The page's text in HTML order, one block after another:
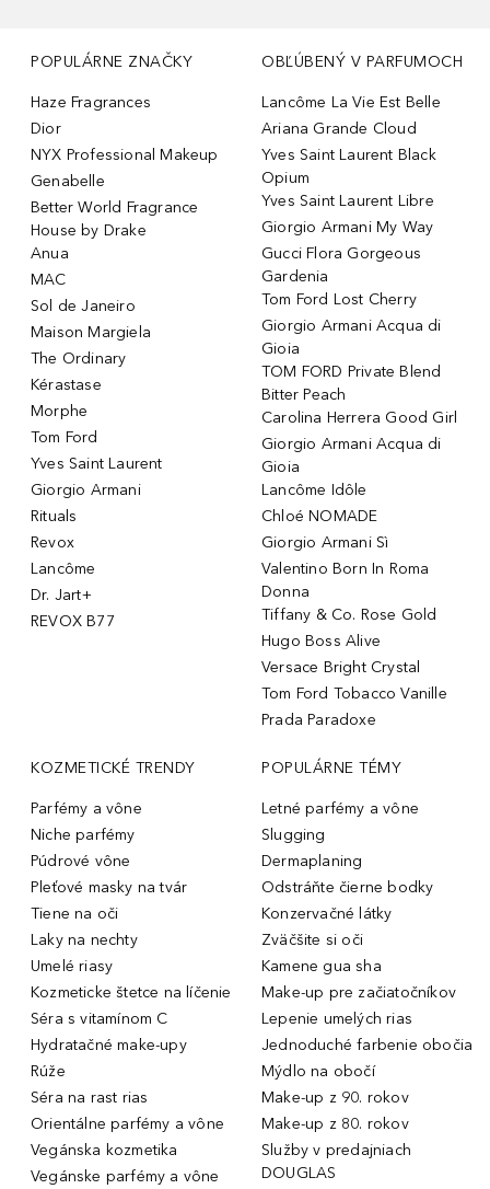
POPULÁRNE ZNAČKY
Haze Fragrances
Dior
NYX Professional Makeup
Genabelle
Better World Fragrance
House by Drake
Anua
MAC
Sol de Janeiro
Maison Margiela
The Ordinary
Kérastase
Morphe
Tom Ford
Yves Saint Laurent
Giorgio Armani
Rituals
Revox
Lancôme
Dr. Jart+
REVOX B77
OBĽÚBENÝ V PARFUMOCH
Lancôme La Vie Est Belle
Ariana Grande Cloud
Yves Saint Laurent Black
Opium
Yves Saint Laurent Libre
Giorgio Armani My Way
Gucci Flora Gorgeous
Gardenia
Tom Ford Lost Cherry
Giorgio Armani Acqua di
Gioia
TOM FORD Private Blend
Bitter Peach
Carolina Herrera Good Girl
Giorgio Armani Acqua di
Gioia
Lancôme Idôle
Chloé NOMADE
Giorgio Armani Sì
Valentino Born In Roma
Donna
Tiffany & Co. Rose Gold
Hugo Boss Alive
Versace Bright Crystal
Tom Ford Tobacco Vanille
Prada Paradoxe
KOZMETICKÉ TRENDY
Parfémy a vône
Niche parfémy
Púdrové vône
Pleťové masky na tvár
Tiene na oči
Laky na nechty
Umelé riasy
Kozmeticke štetce na líčenie
Séra s vitamínom C
Hydratačné make-upy
Rúže
Séra na rast rias
Orientálne parfémy a vône
Vegánska kozmetika
Vegánske parfémy a vône
POPULÁRNE TÉMY
Letné parfémy a vône
Slugging
Dermaplaning
Odstráňte čierne bodky
Konzervačné látky
Zväčšite si oči
Kamene gua sha
Make-up pre začiatočníkov
Lepenie umelých rias
Jednoduché farbenie obočia
Mýdlo na obočí
Make-up z 90. rokov
Make-up z 80. rokov
Služby v predajniach
DOUGLAS